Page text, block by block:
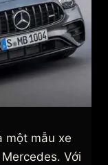
một mẫu xe
Với